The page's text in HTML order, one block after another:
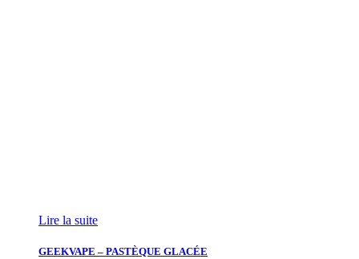
Lire la suite
GEEKVAPE – PASTÈQUE GLACÉE